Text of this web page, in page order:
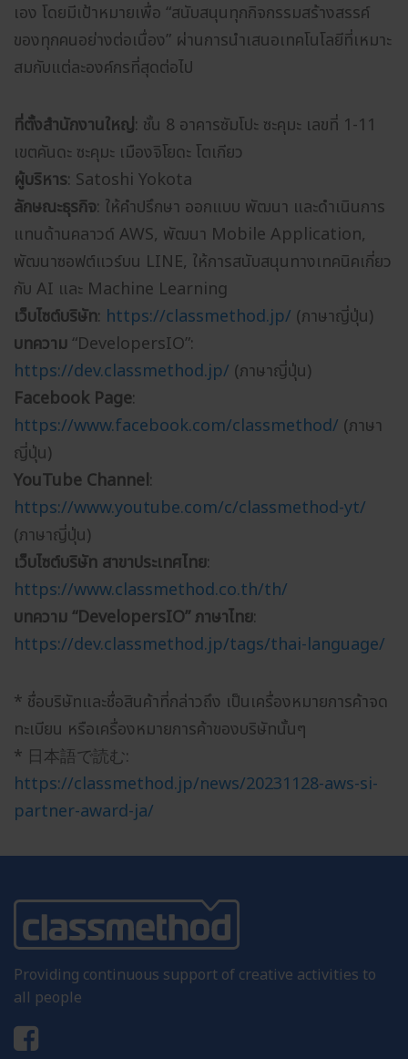
เอง โดยมีเป้าหมายเพื่อ “สนับสนุนทุกกิจกรรมสร้างสรรค์
ของทุกคนอย่างต่อเนื่อง” ผ่านการนําเสนอเทคโนโลยีที่เหมาะ
สมกับแต่ละองค์กรที่สุดต่อไป
ที่ตั้งสำนักงานใหญ่: ชั้น 8 อาคารซัมโปะ ซะคุมะ เลขที่ 1-11
เขตคันดะ ซะคุมะ เมืองจิโยดะ โตเกียว
ผู้บริหาร: Satoshi Yokota
ลักษณะธุรกิจ: ให้คำปรึกษา ออกแบบ พัฒนา และดำเนินการ
แทนด้านคลาวด์ AWS, พัฒนา Mobile Application,
พัฒนาซอฟต์แวร์บน LINE, ให้การสนับสนุนทางเทคนิคเกี่ยว
กับ AI และ Machine Learning
เว็บไซต์บริษัท: https://classmethod.jp/ (ภาษาญี่ปุ่น)
บทความ “DevelopersIO”:
https://dev.classmethod.jp/ (ภาษาญี่ปุ่น)
Facebook Page:
https://www.facebook.com/classmethod/ (ภาษา
ญี่ปุ่น)
YouTube Channel:
https://www.youtube.com/c/classmethod-yt/
(ภาษาญี่ปุ่น)
เว็บไซต์บริษัท สาขาประเทศไทย:
https://www.classmethod.co.th/th/
บทความ “DevelopersIO” ภาษาไทย:
https://dev.classmethod.jp/tags/thai-language/
* ชื่อบริษัทและชื่อสินค้าที่กล่าวถึง เป็นเครื่องหมายการค้าจด
ทะเบียน หรือเครื่องหมายการค้าของบริษัทนั้นๆ
* 日本語で読む:
https://classmethod.jp/news/20231128-aws-si-
partner-award-ja/
Providing continuous support of creative activities to
all people